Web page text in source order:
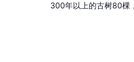
300年以上的古树80棵